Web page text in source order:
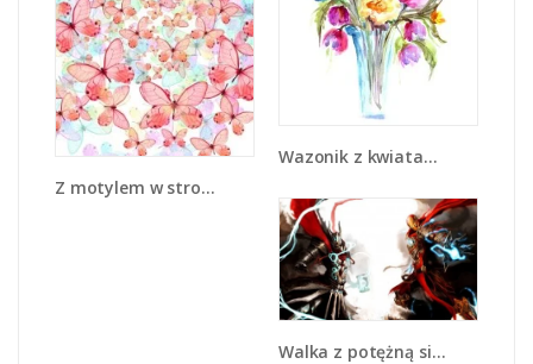
Z motylem w stronę światła - GR402
Wazonik z kwiatami - GR446
Walka z potężną siłą - GR207